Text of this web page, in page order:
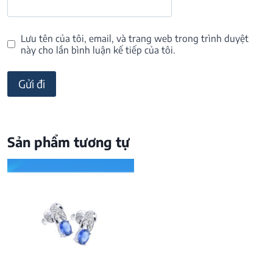
Lưu tên của tôi, email, và trang web trong trình duyệt
này cho lần bình luận kế tiếp của tôi.
Sản phẩm tương tự